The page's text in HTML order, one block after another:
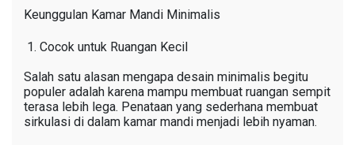
Keunggulan Kamar Mandi Minimalis
Cocok untuk Ruangan Kecil
Salah satu alasan mengapa desain minimalis begitu
populer adalah karena mampu membuat ruangan sempit
terasa lebih lega. Penataan yang sederhana membuat
sirkulasi di dalam kamar mandi menjadi lebih nyaman.